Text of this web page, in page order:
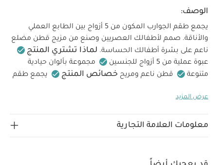
الوصف:
يجمع طقم الجوارب المكون من 5 أزواج بين الطابع العملي
والأناقة. صمم لأطفالك العصريين وصنع من مزيج قطن مضلع
ناعم على بشرة أطفالك الحساسة. لماذا تشتري المنتج
عبوة عملية من 5 أزواج للجنسين
مجموعة بألوان حيادية
متنوعة
قطن ناعم ومريح خصائص المنتج
يجمع طقم
لأطفالك العصريين وصنع من مزيج قطن مضلع ناعم على
إيلاستان 3%
تعليمات العناية والإرشادات:
يعجبك أيضاً:
طقم ألبسة قطعة واحدة بأكمام قصيرة قماش عضوي
عرض المزيد
معلومات العلامة التجارية